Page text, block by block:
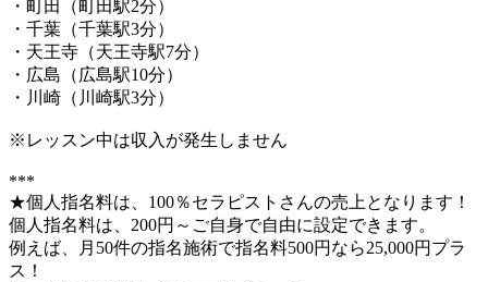
・町田（町田駅2分）
・千葉（千葉駅3分）
・天王寺（天王寺駅7分）
・広島（広島駅10分）
・川崎（川崎駅3分）
※レッスン中は収入が発生しません
***
★個人指名料は、100％セラピストさんの売上となります！
個人指名料は、200円～ご自身で自由に設定できます。
例えば、月50件の指名施術で指名料500円なら25,000円プラ
ス！